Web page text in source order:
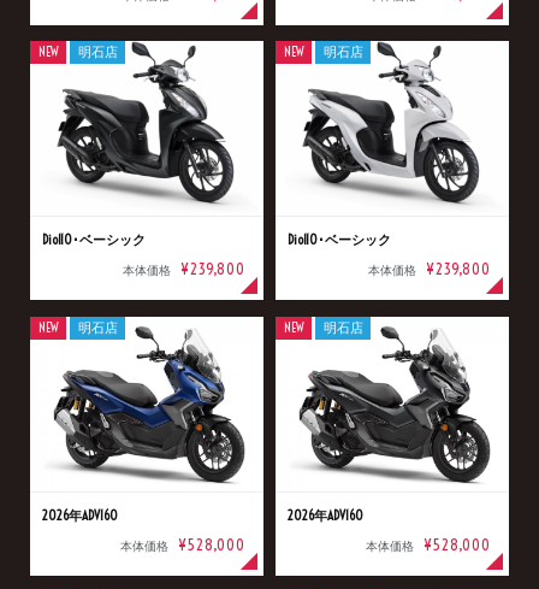
Dio110･ベーシック
本体価格 ¥239,800
NEW 明石店
Dio110･ベーシック
本体価格 ¥239,800
NEW 明石店
2026年ADV160
本体価格 ¥528,000
NEW 明石店
2026年ADV160
本体価格 ¥528,000
NEW 明石店